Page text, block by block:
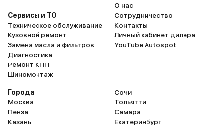
Сервисы и ТО
Техническое обслуживание
Кузовной ремонт
Замена масла и фильтров
Диагностика
Ремонт КПП
Шиномонтаж
О нас
Сотрудничество
Контакты
Личный кабинет дилера
YouTube Autospot
Города
Москва
Пенза
Казань
Сочи
Тольятти
Самара
Екатеринбург